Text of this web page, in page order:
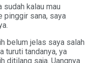
sudah kalau mau
pinggir sana, saya
belum jelas saya salah
turuti tandanya, ya
ditilang saja. Uangnya